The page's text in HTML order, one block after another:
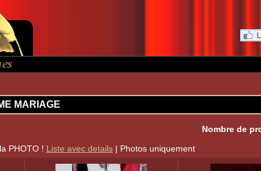
MARIAGE
Nombre de
PHOTO ! Liste avec details | Photos uniquement